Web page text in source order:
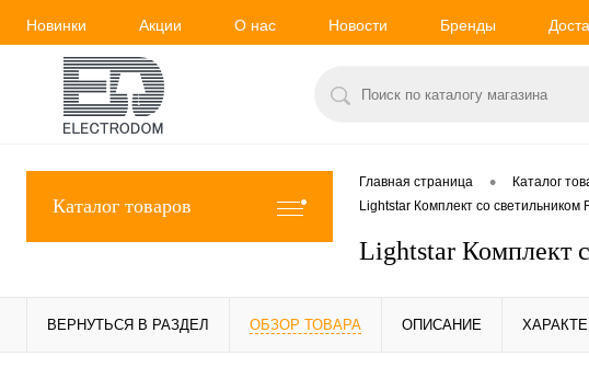
Новинки Акции О нас Новости Бренды
Каталог товаров
Главная страница • Каталог
Lightstar Комплект со
Lightstar Комплект
ВЕРНУТЬСЯ В РАЗДЕЛ ОБЗОР ТОВАРА ОПИСАНИЕ